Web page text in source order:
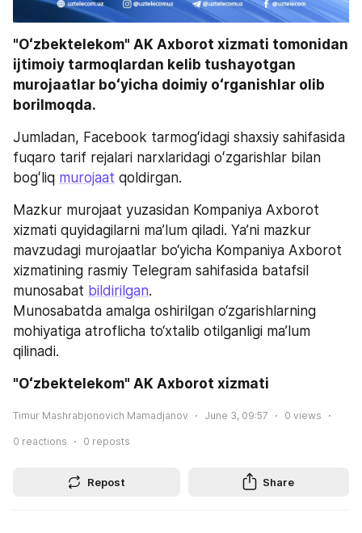
"Oʻzbektelekom" AK Axborot xizmati tomonidan
ijtimoiy tarmoqlardan kelib tushayotgan
murojaatlar boʻyicha doimiy oʻrganishlar olib
borilmoqda.
Jumladan, Facebook tarmogʻidagi shaxsiy sahifasida
fuqaro tarif rejalari narxlaridagi oʻzgarishlar bilan
bogʻliq murojaat qoldirgan.
Mazkur murojaat yuzasidan Kompaniya Axborot
xizmati quyidagilarni ma’lum qiladi. Ya’ni mazkur
mavzudagi murojaatlar bo‘yicha Kompaniya Axborot
xizmatining rasmiy Telegram sahifasida batafsil
munosabat bildirilgan.
Munosabatda amalga oshirilgan o‘zgarishlarning
mohiyatiga atroflicha to‘xtalib otilganligi ma’lum
qilinadi.
"Oʻzbektelekom" AK Axborot xizmati
Timur Mashrabjonovich Mamadjanov June 3, 09:57 0 views
0 reactions 0 reposts
Repost Share